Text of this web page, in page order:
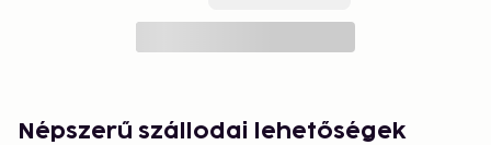
Népszerű szállodai lehetőségek